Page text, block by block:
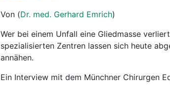
Von (Dr. med. Gerhard Emrich)
Wer bei einem Unfall eine Gliedmasse
spezialisierten Zentren lassen sich heute
annähen.
Ein Interview mit dem Münchner Chirurgen